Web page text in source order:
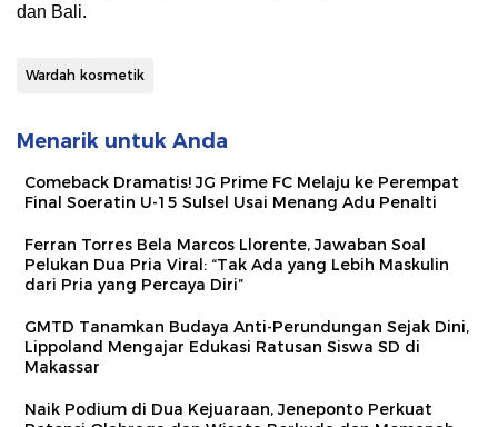
dan Bali.
Wardah kosmetik
Menarik untuk Anda
Comeback Dramatis! JG Prime FC Melaju ke Perempat
Final Soeratin U-15 Sulsel Usai Menang Adu Penalti
Ferran Torres Bela Marcos Llorente, Jawaban Soal
Pelukan Dua Pria Viral: “Tak Ada yang Lebih Maskulin
dari Pria yang Percaya Diri”
GMTD Tanamkan Budaya Anti-Perundungan Sejak Dini,
Lippoland Mengajar Edukasi Ratusan Siswa SD di
Makassar
Naik Podium di Dua Kejuaraan, Jeneponto Perkuat